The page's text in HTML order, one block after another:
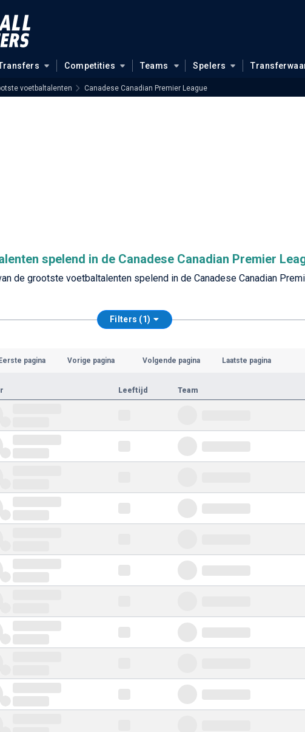
Competities Teams Spelers
voetbaltalenten Canadese Canadian Premier League
spelend in de Canadese Canadian Premier
de grootste voetbaltalenten spelend in de Canadese Canadian
Filters (1)
Eerste pagina Vorige pagina Volgende pagina Laatste pagina
Leeftijd Team